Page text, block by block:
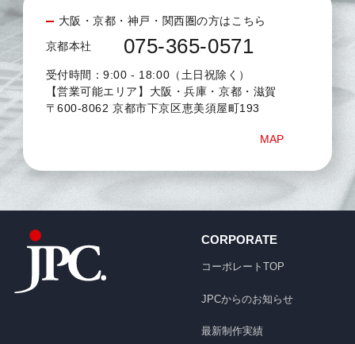
大阪・京都・神戸・関西圏の方はこちら
京都本社 075-365-0571
受付時間：9:00 - 18:00（土日祝除く）
【営業可能エリア】大阪・兵庫・京都・滋賀
〒600-8062 京都市下京区恵美須屋町193
MAP
CORPORATE
コーポレートTOP
JPCからのお知らせ
最新制作実績